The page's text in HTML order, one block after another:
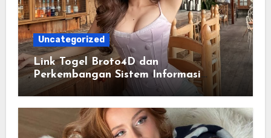
Uncategorized
Link Togel Broto4D dan
Perkembangan Sistem Informasi
Digital Masa Kini